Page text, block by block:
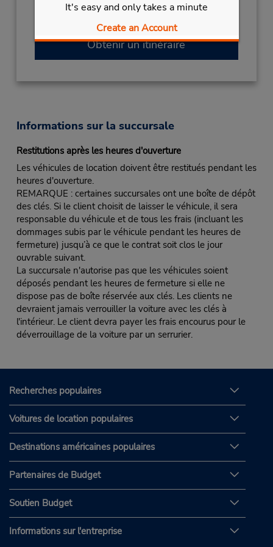
It's easy and only takes a minute
Create an Account
Succursale avec boîte de dépôt des clés
Obtenir un itinéraire
Informations sur la succursale
Restitutions après les heures d'ouverture
Les véhicules de location doivent être restitués pendant les
heures d'ouverture.
REMARQUE : certaines succursales ont une boîte de dépôt
des clés. Si le client choisit de laisser le véhicule, il sera
responsable du véhicule et de tous les frais (incluant les
dommages subis par le véhicule pendant les heures de
fermeture) jusqu’à ce que le contrat soit clos le jour
ouvrable suivant.
La succursale n'autorise pas que les véhicules soient
déposés pendant les heures de fermeture si elle ne
dispose pas de boîte réservée aux clés. Les clients ne
devraient jamais verrouiller la voiture avec les clés à
l'intérieur. Le client devra payer les frais encourus pour le
déverrouillage de la voiture par un serrurier.
Recherches populaires
Voitures de location populaires
Destinations américaines populaires
Partenaires de Budget
Soutien Budget
Informations sur l'entreprise